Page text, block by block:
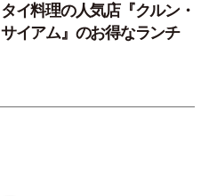
タイ料理の人気店『クルン・
サイアム』のお得なランチ